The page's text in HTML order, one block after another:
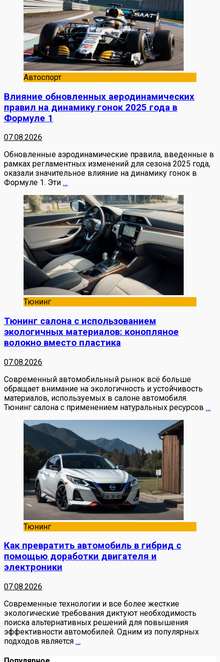
Автоспорт
Влияние обновленных аеродинамических
правил на динамику гонок 2025 года в
Формуле 1
07.08.2026
Обновленные аэродинамические правила, введенные в
рамках регламентных изменений для сезона 2025 года,
оказали значительное влияние на динамику гонок в
Формуле 1. Эти …
Тюнинг
Тюнинг салона с использованием
экологичных материалов: конопляное
волокно вместо пластика
07.08.2026
Современный автомобильный рынок всё больше
обращает внимание на экологичность и устойчивость
материалов, используемых в салоне автомобиля.
Тюнинг салона с применением натуральных ресурсов …
Тюнинг
Как превратить автомобиль в гибрид с
помощью доработки двигателя и
электроники
07.08.2026
Современные технологии и все более жесткие
экологические требования диктуют необходимость
поиска альтернативных решений для повышения
эффективности автомобилей. Одним из популярных
подходов является …